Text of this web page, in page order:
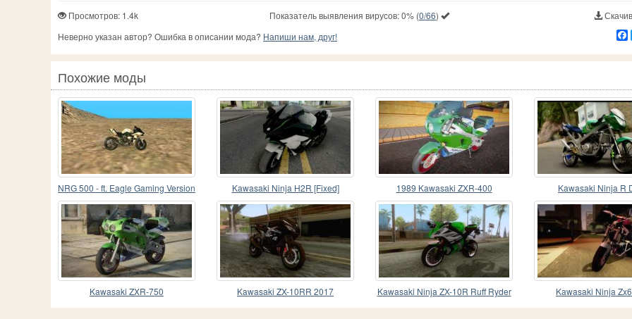
Просмотров: 1.4k Показатель выявления вирусов:0%(0/66)
Неверно указан автор? Ошибка в описании мода? Напиши нам, друг!
Похожие моды
NRG 500 - ft. Eagle Gaming Version Kawasaki Ninja H2R [Fixed] 1989 Kawasaki ZXR-400 Kawasaki Ninja R
Kawasaki ZXR-750 Kawasaki ZX-10RR 2017 Kawasaki Ninja ZX-10R Ruff Ryder Kawasaki Ninja